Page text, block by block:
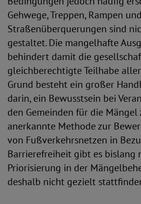
Gehwege, Treppen, Rampen und
Straßenüberquerungen sind
gestaltet. Die mangelhafte
behindert damit die
gleichberechtigte Teilhabe
Grund besteht ein großer
darin, ein Bewusstsein bei
den Gemeinden für die Mängel
anerkannte Methode zur
von Fußverkehrsnetzen in
Barrierefreiheit gibt es bislang
Priorisierung in der
deshalb nicht gezielt